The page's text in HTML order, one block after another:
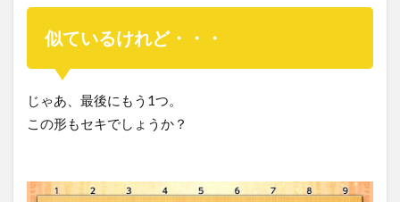
似ているけれど・・・
じゃあ、最後にもう1つ。
この形もセキでしょうか？